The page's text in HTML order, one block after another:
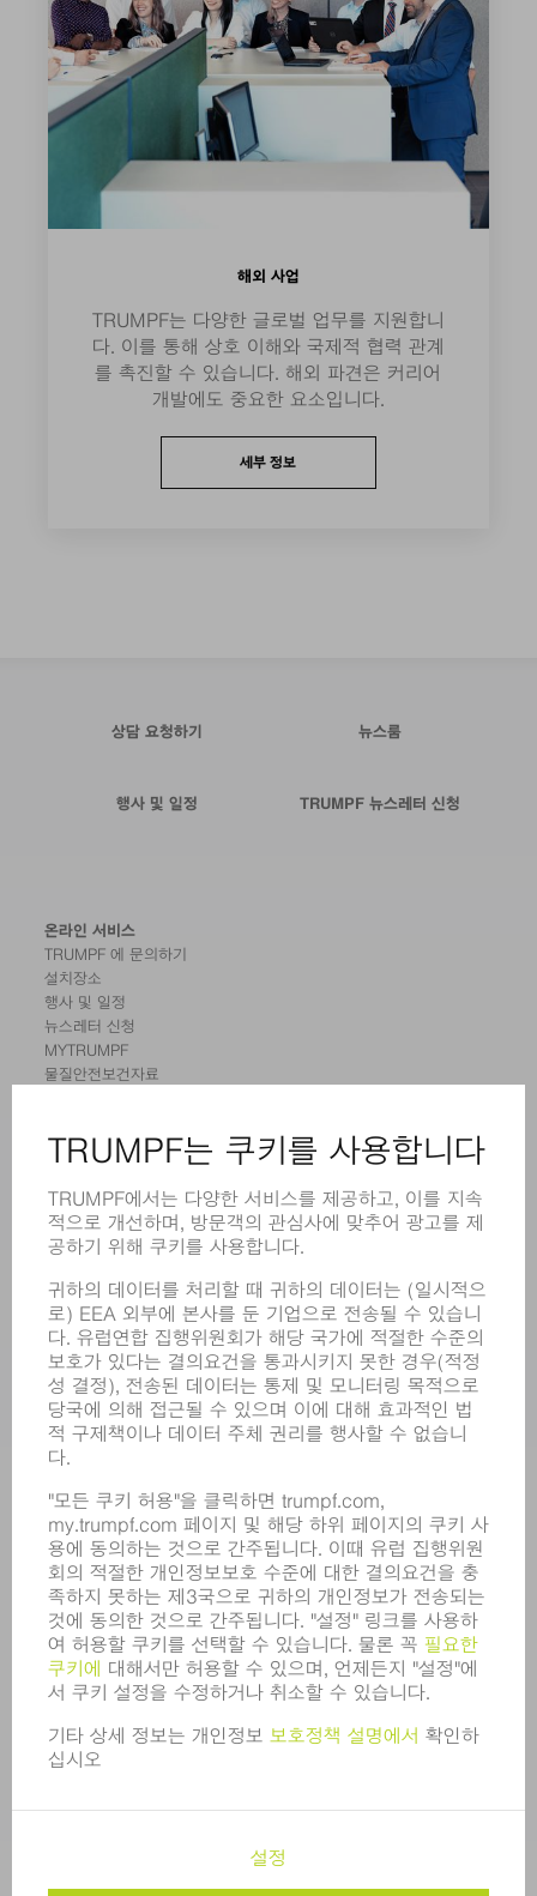
해외 사업
TRUMPF는 다양한 글로벌 업무를 지원합니
다. 이를 통해 상호 이해와 국제적 협력 관계
를 촉진할 수 있습니다. 해외 파견은 커리어
개발에도 중요한 요소입니다.
세부 정보
상담 요청하기 뉴스룸
행사 및 일정 TRUMPF 뉴스레터 신청
온라인 서비스
TRUMPF 에 문의하기
설치장소
행사 및 일정
뉴스레터 신청
MYTRUMPF
물질안전보건자료
레이저
전력 시스템
전동 툴
SMART FACTORY
소프트웨어
어플리케이션
부문
기업
경력
모집
기업 프로필
이사회
영업 보고서
규정 준수
내부고발자 시스템
보안
보도 자료
매거진
지속가능성
환경 & 기후
사회 & 기업
기업 경영